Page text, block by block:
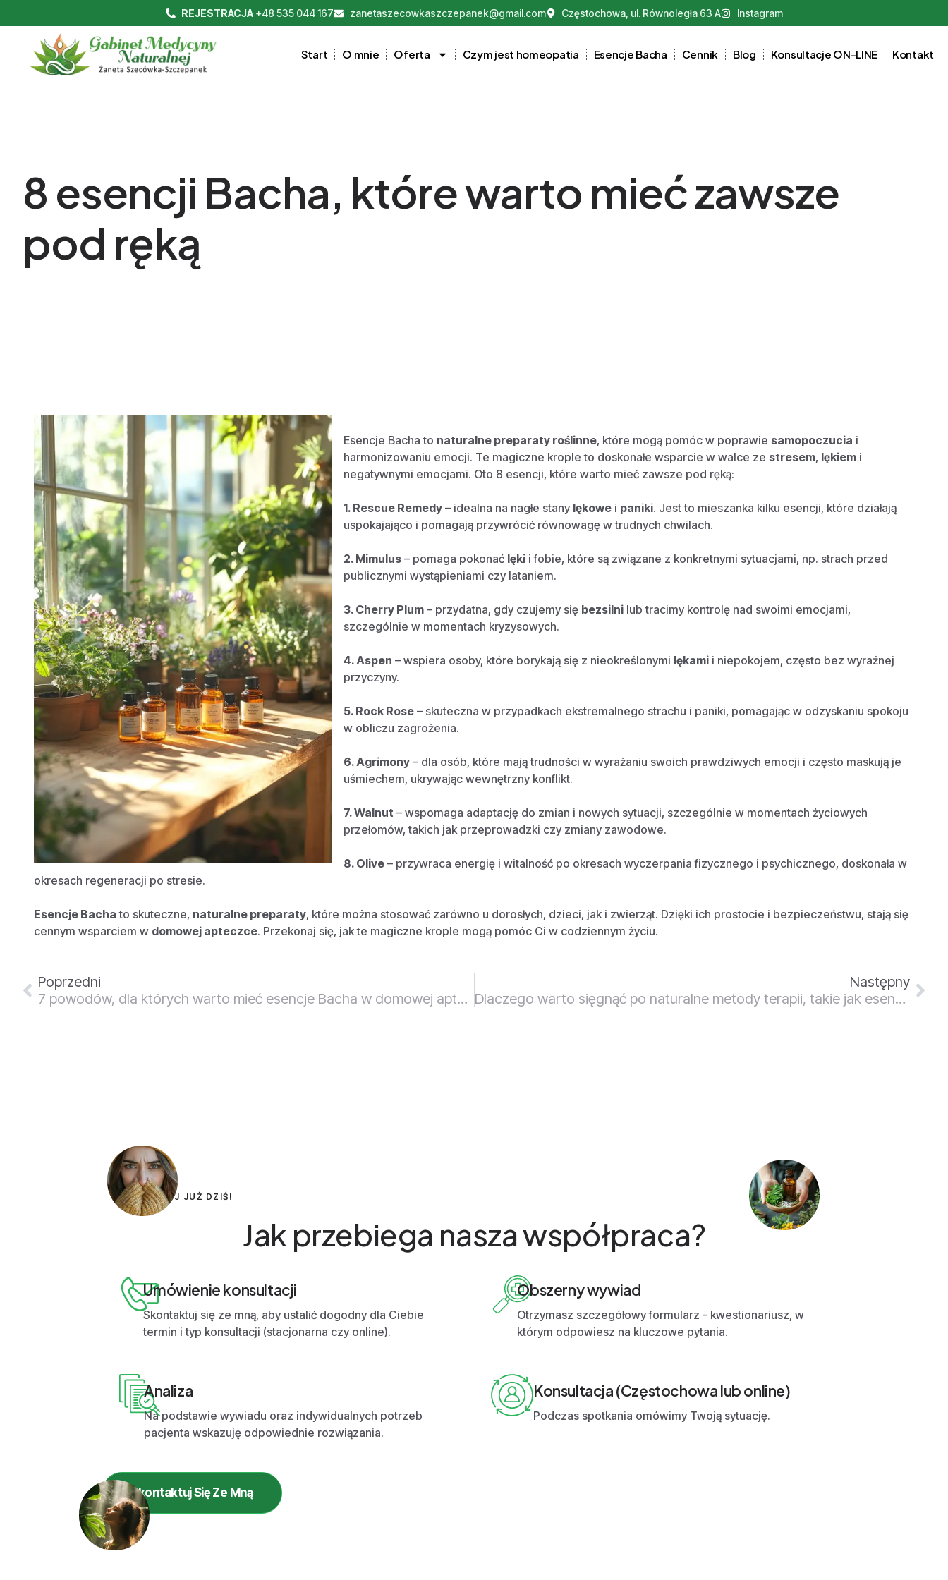
REJESTRACJA +48 535 044 167 zanetaszecowkaszczepanek@gmail.com Częstochowa, ul. Równoległa 63 A Instagram
Start O mnie Oferta Czym jest homeopatia Esencje Bacha Cennik Blog Konsultacje ON-LINE Kontakt
8 esencji Bacha, które warto mieć zawsze
pod ręką
Esencje Bacha to naturalne preparaty roślinne, które mogą pomóc w poprawie samopoczucia i
harmonizowaniu emocji. Te magiczne krople to doskonałe wsparcie w walce ze stresem, lękiem i
negatywnymi emocjami. Oto 8 esencji, które warto mieć zawsze pod ręką:
1. Rescue Remedy – idealna na nagłe stany lękowe i paniki. Jest to mieszanka kilku esencji, które działają
uspokajająco i pomagają przywrócić równowagę w trudnych chwilach.
2. Mimulus – pomaga pokonać lęki i fobie, które są związane z konkretnymi sytuacjami, np. strach przed
publicznymi wystąpieniami czy lataniem.
3. Cherry Plum – przydatna, gdy czujemy się bezsilni lub tracimy kontrolę nad swoimi emocjami,
szczególnie w momentach kryzysowych.
4. Aspen – wspiera osoby, które borykają się z nieokreślonymi lękami i niepokojem, często bez wyraźnej
przyczyny.
5. Rock Rose – skuteczna w przypadkach ekstremalnego strachu i paniki, pomagając w odzyskaniu spokoju
w obliczu zagrożenia.
6. Agrimony – dla osób, które mają trudności w wyrażaniu swoich prawdziwych emocji i często maskują je
uśmiechem, ukrywając wewnętrzny konflikt.
7. Walnut – wspomaga adaptację do zmian i nowych sytuacji, szczególnie w momentach życiowych
przełomów, takich jak przeprowadzki czy zmiany zawodowe.
8. Olive – przywraca energię i witalność po okresach wyczerpania fizycznego i psychicznego, doskonała w
okresach regeneracji po stresie.
Esencje Bacha to skuteczne, naturalne preparaty, które można stosować zarówno u dorosłych, dzieci, jak i zwierząt. Dzięki ich prostocie i bezpieczeństwu, stają się
cennym wsparciem w domowej apteczce. Przekonaj się, jak te magiczne krople mogą pomóc Ci w codziennym życiu.
Poprzedni
7 powodów, dla których warto mieć esencje Bacha w domowej apteczce
Następny
Dlaczego warto sięgnąć po naturalne metody terapii, takie jak esencje Bacha?
ROZPOCZNIJ JUŻ DZIŚ!
Jak przebiega nasza współpraca?
Umówienie konsultacji
Skontaktuj się ze mną, aby ustalić dogodny dla Ciebie
termin i typ konsultacji (stacjonarna czy online).
Obszerny wywiad
Otrzymasz szczegółowy formularz - kwestionariusz, w
którym odpowiesz na kluczowe pytania.
Analiza
Na podstawie wywiadu oraz indywidualnych potrzeb
pacjenta wskazuję odpowiednie rozwiązania.
Konsultacja (Częstochowa lub online)
Podczas spotkania omówimy Twoją sytuację.
Skontaktuj Się Ze Mną